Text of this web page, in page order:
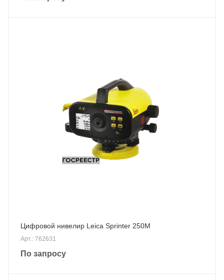
Цифровой нивелир Leica Sprinter 250M
Арт.: 762631
По запросу